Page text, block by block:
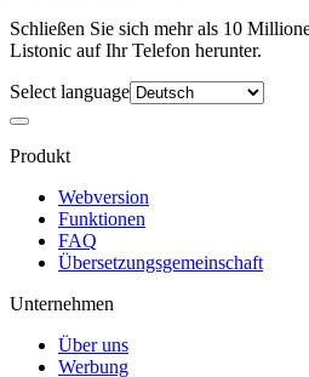
Schließen Sie sich mehr als 10
Listonic auf Ihr Telefon herunter.
Select language
Produkt
Webversion
Funktionen
FAQ
Übersetzungsgemeinschaft
Unternehmen
Über uns
Werbung